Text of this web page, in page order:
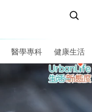
醫學專科 健康生活